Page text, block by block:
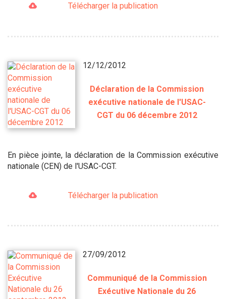
Télécharger la publication
12/12/2012
Déclaration de la Commission
exécutive nationale de l'USAC-
CGT du 06 décembre 2012
En pièce jointe, la déclaration de la Commission exécutive
nationale (CEN) de l'USAC-CGT.
Télécharger la publication
27/09/2012
Communiqué de la Commission
Exécutive Nationale du 26